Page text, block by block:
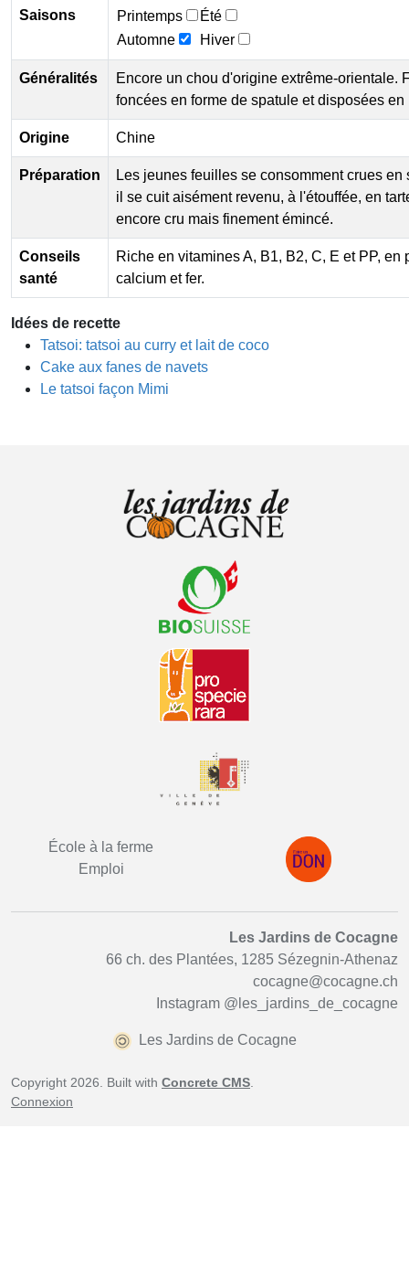
Saisons Printemps
Été
Automne
Hiver
Généralités
Encore un chou d'origine extrême-orientale.
foncées en forme de spatule et disposées en
Origine Chine
Préparation
Les jeunes feuilles se consomment crues en
il se cuit aisément revenu, à l'étouffée, en
encore cru mais finement émincé.
Conseils
santé
Riche en vitamines A, B1, B2, C, E et PP, en
calcium et fer.
Idées de recette
Tatsoi: tatsoi au curry et lait de coco
Cake aux fanes de navets
Le tatsoi façon Mimi
École à la ferme
Emploi
Les Jardins de Cocagne
66 ch. des Plantées, 1285 Sézegnin-Athenaz
cocagne@cocagne.ch
Instagram @les_jardins_de_cocagne
Les Jardins de Cocagne
Copyright 2026. Built with Concrete CMS
Connexion